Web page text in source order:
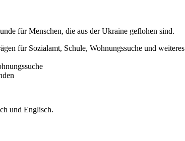
für Menschen, die aus der Ukraine geflohen sind.
für Sozialamt, Schule, Wohnungssuche und weiteres
und Englisch.